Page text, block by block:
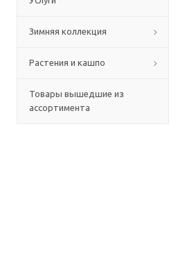
Зимняя коллекция
Растения и кашпо
Товары вышедшие из
ассортимента